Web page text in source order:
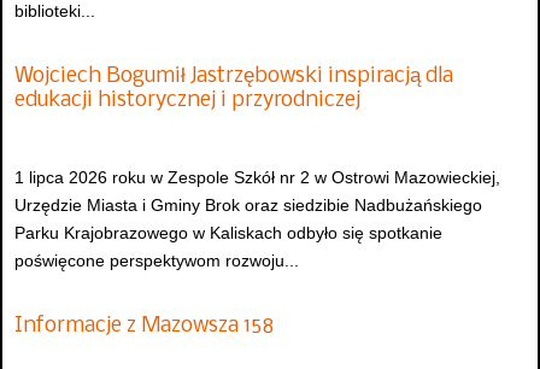
biblioteki...
Wojciech Bogumił Jastrzębowski inspiracją dla
edukacji historycznej i przyrodniczej
1 lipca 2026 roku w Zespole Szkół nr 2 w Ostrowi Mazowieckiej,
Urzędzie Miasta i Gminy Brok oraz siedzibie Nadbużańskiego
Parku Krajobrazowego w Kaliskach odbyło się spotkanie
poświęcone perspektywom rozwoju...
Informacje z Mazowsza 158